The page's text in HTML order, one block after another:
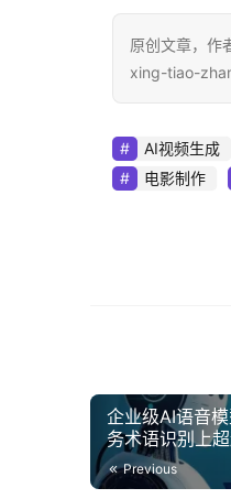
原创文章，
xing-tiao-
AI视频生成
电影制作
企业级AI语音
务术语识别上
Previous